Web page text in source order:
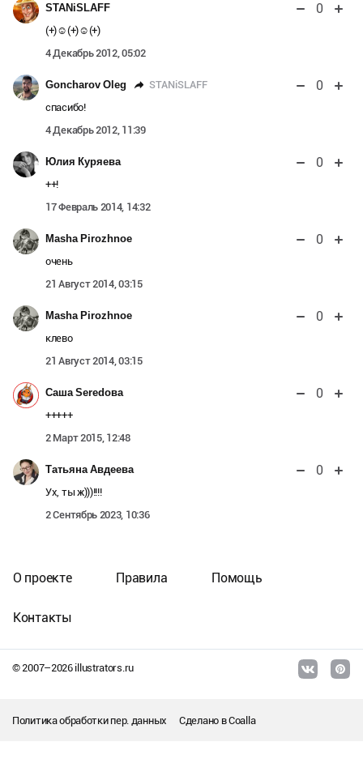
STANiSLAFF 0
(+)☺(+)☺(+)
4 Декабрь 2012, 05:02
Goncharov Oleg STANiSLAFF 0
спасибо!
4 Декабрь 2012, 11:39
Юлия Куряева 0
++!
17 Февраль 2014, 14:32
Masha Pirozhnoe 0
очень
21 Август 2014, 03:15
Masha Pirozhnoe 0
клево
21 Август 2014, 03:15
Саша Seredова 0
+++++
2 Март 2015, 12:48
Татьяна Авдеева 0
Ух, ты ж)))!!!!
2 Сентябрь 2023, 10:36
© 2007–2026illustrators.ru
О проекте Правила Помощь
Контакты
Политика обработки пер. данных Сделано вCoalla